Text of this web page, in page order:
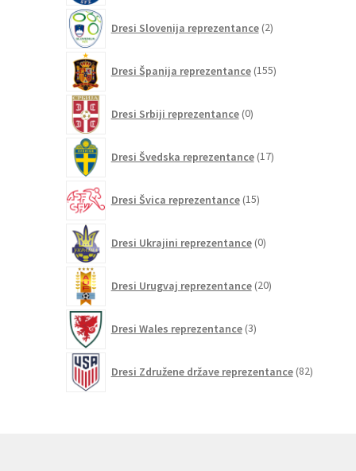
Dresi Slovenija reprezentance 2izdelka
Dresi Španija reprezentance 155izdelkov
Dresi Srbiji reprezentance 0izdelkov
Dresi Švedska reprezentance 17izdelkov
Dresi Švica reprezentance 15izdelkov
Dresi Ukrajini reprezentance 0izdelkov
Dresi Urugvaj reprezentance 20izdelkov
Dresi Wales reprezentance 3izdelki
Dresi Združene države reprezentance 82izdelkov